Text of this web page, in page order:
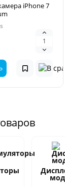
iPhone 7